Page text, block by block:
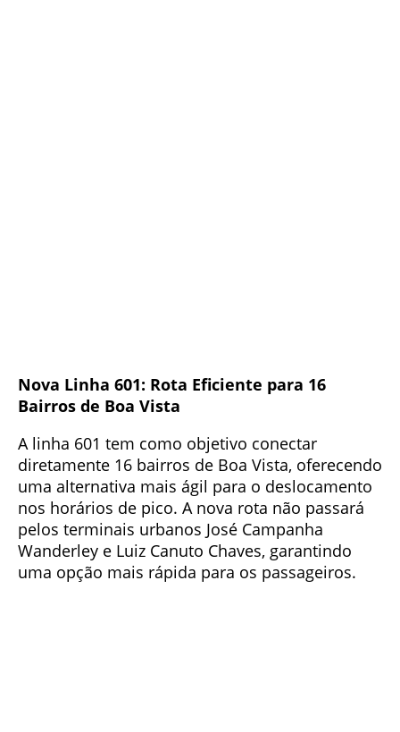
Nova Linha 601: Rota Eficiente para 16
Bairros de Boa Vista
A linha 601 tem como objetivo conectar
diretamente 16 bairros de Boa Vista, oferecendo
uma alternativa mais ágil para o deslocamento
nos horários de pico. A nova rota não passará
pelos terminais urbanos José Campanha
Wanderley e Luiz Canuto Chaves, garantindo
uma opção mais rápida para os passageiros.